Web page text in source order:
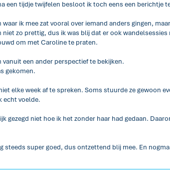
een tijdje twijfelen besloot ik toch eens een berichtje
ik mee zat vooral over iemand anders gingen,
zo prettig, dus ik was blij dat er ook
om met Caroline te praten.
een ander perspectief te bekijken.
gekomen.
elke week af te spreken. Soms stuurde ze gewoon
echt voelde.
niet hoe ik het zonder haar had gedaan.
steeds super goed, dus ontzettend blij mee. En